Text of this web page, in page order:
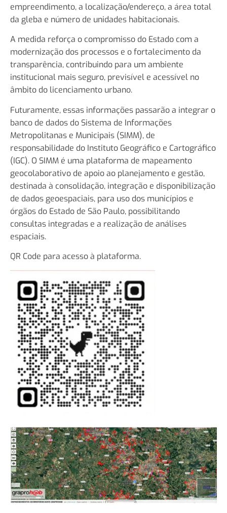
empreendimento, a localização/endereço, a área total
da gleba e número de unidades habitacionais.
A medida reforça o compromisso do Estado com a
modernização dos processos e o fortalecimento da
transparência, contribuindo para um ambiente
institucional mais seguro, previsível e acessível no
âmbito do licenciamento urbano.
Futuramente, essas informações passarão a integrar o
banco de dados do Sistema de Informações
Metropolitanas e Municipais (SIMM), de
responsabilidade do Instituto Geográfico e Cartográfico
(IGC). O SIMM é uma plataforma de mapeamento
geocolaborativo de apoio ao planejamento e gestão,
destinada à consolidação, integração e disponibilização
de dados geoespaciais, para uso dos municípios e
órgãos do Estado de São Paulo, possibilitando
consultas integradas e a realização de análises
espaciais.
QR Code para acesso à plataforma.